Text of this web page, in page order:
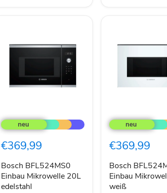
BFL524MS0
Einbau
20L
€369,99
Bosch BFL524MS0
Einbau Mikrowelle 20L
edelstahl
BFL524MW0
Einbau
20L
€369,99
Bosch
Einbau
weiß